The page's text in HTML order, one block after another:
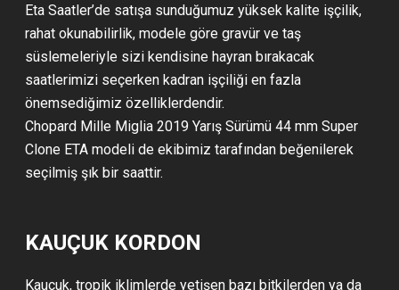
Eta Saatler’de satışa sunduğumuz yüksek kalite işçilik,
rahat okunabilirlik, modele göre gravür ve taş
süslemeleriyle sizi kendisine hayran bırakacak
saatlerimizi seçerken kadran işçiliği en fazla
önemsediğimiz özelliklerdendir.
Chopard Mille Miglia 2019 Yarış Sürümü 44 mm Super
Clone ETA modeli de ekibimiz tarafından beğenilerek
seçilmiş şık bir saattir.
KAUÇUK KORDON
Kauçuk, tropik iklimlerde yetişen bazı bitkilerden ya da